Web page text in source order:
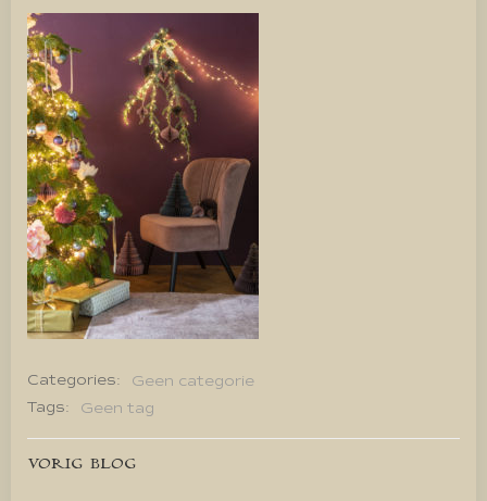
Categories:
Geen categorie
Tags:
Geen tag
Bericht
VORIG BLOG